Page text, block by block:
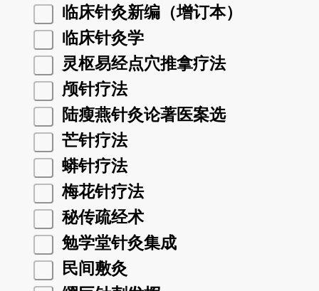
临床针灸新编（增订本）
临床针灸学
灵枢易经点穴推拿疗法
颅针疗法
陆瘦燕针灸论著医案选
芒针疗法
蟒针疗法
梅花针疗法
秘传疏经术
勉学堂针灸集成
民间敷灸